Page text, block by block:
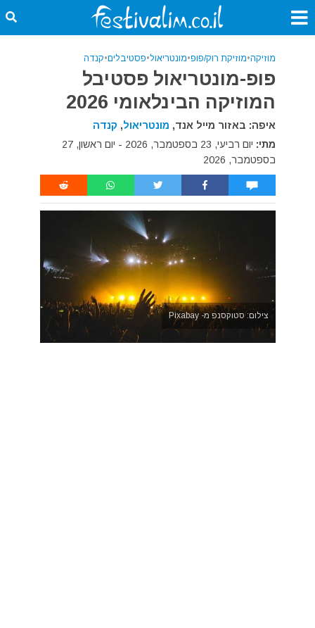
מוזיקה•מוזיקת רוק/פופ•מונטריאול•פסטיבלים•קנדה
פופ-מונטריאול פסטיבל
המוזיקה הבינלאומי 2026
איפה: באזור מייל אנד, מונטריאול, קנדה
מתי:
יום רביעי, 23 בספטמבר, 2026 - יום ראשון, 27
בספטמבר, 2026
צילום: סטוקסנפ מ- Pixabay